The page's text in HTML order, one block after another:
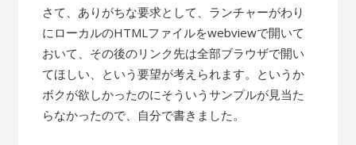
さて、ありがちな要求として、ランチャーがわり
にローカルのHTMLファイルをwebviewで開いて
おいて、その後のリンク先は全部ブラウザで開い
てほしい、という要望が考えられます。というか
ボクが欲しかったのにそういうサンプルが見当た
らなかったので、自分で書きました。